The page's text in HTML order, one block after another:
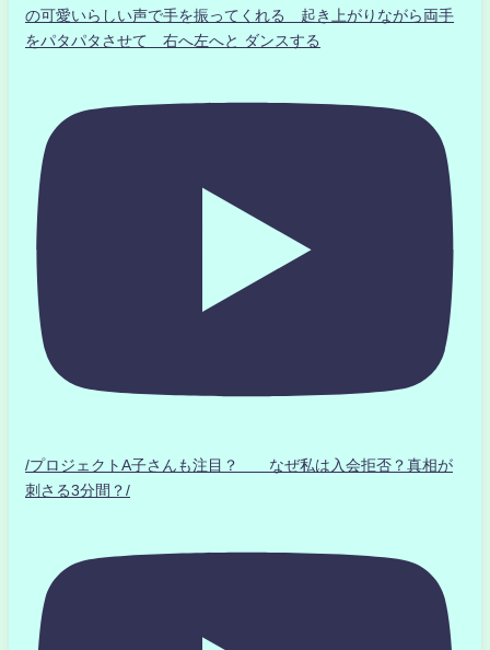
の可愛いらしい声で手を振ってくれる 起き上がりながら両手
をパタパタさせて 右へ左へと ダンスする
/プロジェクトA子さんも注目？ なぜ私は入会拒否？真相が
刺さる3分間？/